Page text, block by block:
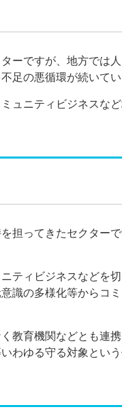
ーですが、地方では
足の悪循環が続いてい
ュニティビジネスな
担ってきたセクター
ティビジネスなどを
識の多様化等からコ
教育機関などとも連
わゆる守る対象とい